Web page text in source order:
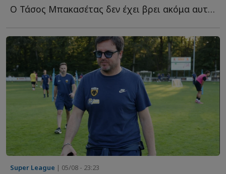
Ο Τάσος Μπακασέτας δεν έχει βρει ακόμα αυτό που ψάχνει σ...
Super League | 05/08 - 23:23